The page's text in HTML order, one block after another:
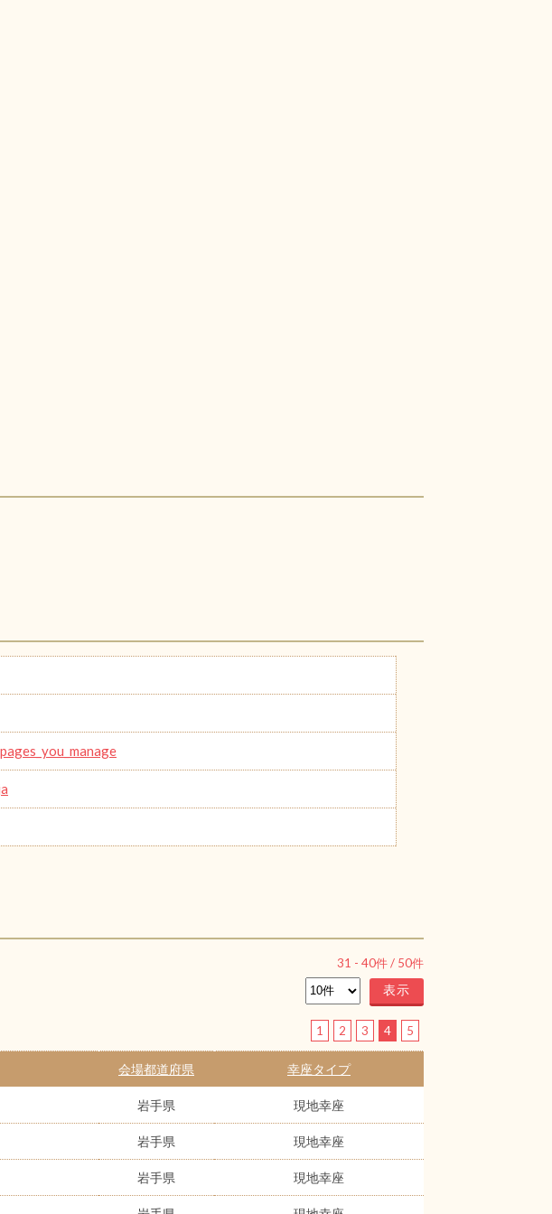
31 - 40件 / 50件
1 2 3 4 5
会場都道府県 幸座タイプ
岩手県 現地幸座
岩手県 現地幸座
岩手県 現地幸座